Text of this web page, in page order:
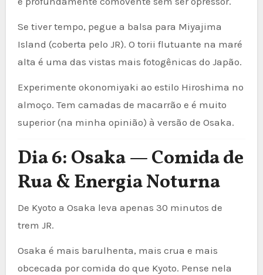
Se tiver tempo, pegue a balsa para Miyajima
Island (coberta pelo JR). O torii flutuante na maré
alta é uma das vistas mais fotogênicas do Japão.
Experimente okonomiyaki ao estilo Hiroshima no
almoço. Tem camadas de macarrão e é muito
superior (na minha opinião) à versão de Osaka.
Dia 6: Osaka — Comida de
Rua & Energia Noturna
De Kyoto a Osaka leva apenas 30 minutos de
trem JR.
Osaka é mais barulhenta, mais crua e mais
obcecada por comida do que Kyoto. Pense nela